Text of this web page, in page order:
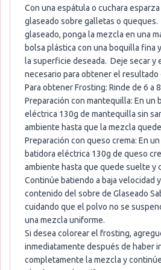
Con una espátula o cuchara
glaseado sobre galletas o queques.
glaseado, ponga la mezcla en una
bolsa plástica con una boquilla fina
la superficie deseada. Deje secar y
necesario para obtener el resultado
Para obtener Frosting: Rinde de 6 a
Preparación con mantequilla: En un
eléctrica 130g de mantequilla sin
ambiente hasta que la mezcla
Preparación con queso crema: En
batidora eléctrica 130g de queso
ambiente hasta que quede suelte y
Continúe batiendo a baja velocidad
contenido del sobre de Glaseado
cuidando que el polvo no se
una mezcla uniforme.
Si desea colorear el frosting,
inmediatamente después de haber
completamente la mezcla y